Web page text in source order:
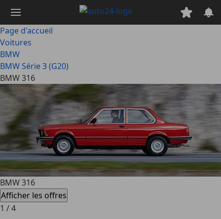
contenu
principal
Page d'accueil
Voitures
BMW
BMW Série 3 (G20)
BMW 316
BMW 316
Afficher les offres
1 /4